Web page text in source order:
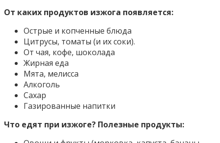
От каких продуктов изжога появляется:
Острые и копченные блюда
Цитрусы, томаты (и их соки).
От чая, кофе, шоколада
Жирная еда
Мята, мелисса
Алкоголь
Сахар
Газированные напитки
Что едят при изжоге? Полезные продукты: